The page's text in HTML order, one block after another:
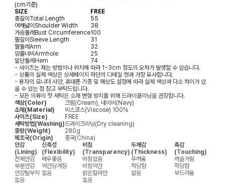
(cm기준)
SIZE
FREE
총길이 Total Length
55
어깨넓이 Shoulder Width
38
가슴둘레 Bust Circumference100
팔길이 Sleeve Length
31
팔둘레 Arm
32
암홀너비 Armhole
25
밑단둘레 Hem
74
- 사이즈는 재는 방법이나 위치에 따라 1~3cm 정도의 오차가 발생할 수 있습니다.
- 상품의 실제 색상은 상세페이지 하단의 디테일 컷과 가장 유사합니다.
- 용자의 모니터 사양, 휴대폰 기종 및 해상도 설정에 따라 실제 색상과 다소 차이가 있
을 수 있는 점 참고 부탁드립니다.
- 모든 의류의 첫 세탁은 소재 변형 방지를 위해 드라이클리닝을 권장합니다.
색상(Color)
크림(Cream), 네이비(Navy)
소재(Material)
비스코스(Viscose) 100%
사이즈(Size)
FREE
세탁방법(Washing)드라이크리닝(Dry cleaning)
중량(Weight)
280g
제조국(Origin)
중국(China)
안감
(Lining)
신축성
(Flexibility)
비침
(Transparency)
두께감
(Thickness)
촉감
(Touching)
전체안감
매우좋음 비침있음 두꺼움
까슬거림
부분안감
약간당겨짐 비침약간 적당함
적당함
안감탈부착 없음 밝은칼라만 얇음
부드러움
없음
없음